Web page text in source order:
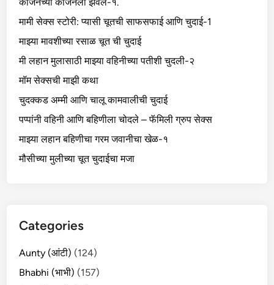
मामी सेक्स स्टोरी: प्यासी चूतची साफसफाई आणि चुदाई-1
माझ्या मावशीच्या रसाळ चूत ची चुदाई
मी लहान मुलासाठी माझ्या वहिनीच्या पतीशी चुदली-२
मॉम सेक्सची माझी कथा
चुदक्कड अम्मी आणि चालू कामवालीची चुदाई
पप्पांनी वहिनी आणि बहिणीला चोदले – फॅमिली ग्रुप सेक्स
माझ्या लहान बहिणीचा गरम जवानीचा खेळ-१
मौसीच्या मुलीच्या चूत चुदाईचा मजा
Categories
Aunty (आंटी) (124)
Bhabhi (भाभी) (157)